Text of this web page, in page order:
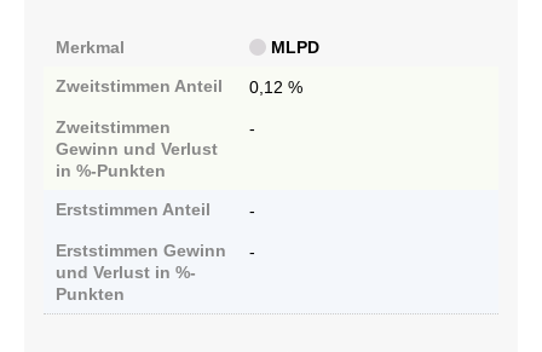
Merkmal
MLPD
Zweitstimmen Anteil 0,12 %
Zweitstimmen
Gewinn und Verlust
in %-Punkten
-
Erststimmen Anteil -
Erststimmen Gewinn
und Verlust in %-
Punkten
-